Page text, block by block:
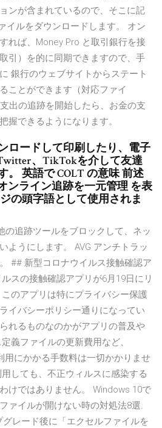
ンが含まれているので、そこに記
イルをダウンロードします。 オン
れば、Money Pro と取引銀行を接
引）を的に同期できますので、手
銀行のウェブサイトからステート
ことができます（対応ファイ
出の追跡を開始したら、お金の支
握できるようになります。
ロードして印刷したり、電子
、TikTokを介して友達
。 英語で COLT の意味 前述
ンライン追跡を一元管理 を表
の頭字語として使用されま
の追跡ツールをブロックして、ネッ
ようにします。 AVG アンチトラッ
## 新型コロナウイルス接触確認ア
スの接触確認アプリが6月19日にリ
のアプリは特にプライバシー保護
イバシーポリシー通りになってい
れるものなのかがアプリの普及や
義ファイルの更新費用など、
用にかかる手数料は一切かかりませ
しても、不正ウィルスに感染する
けではありません。 Windows 10で
ァイルが開けない時の対処法8選.
レード後に「エクセルファイルを